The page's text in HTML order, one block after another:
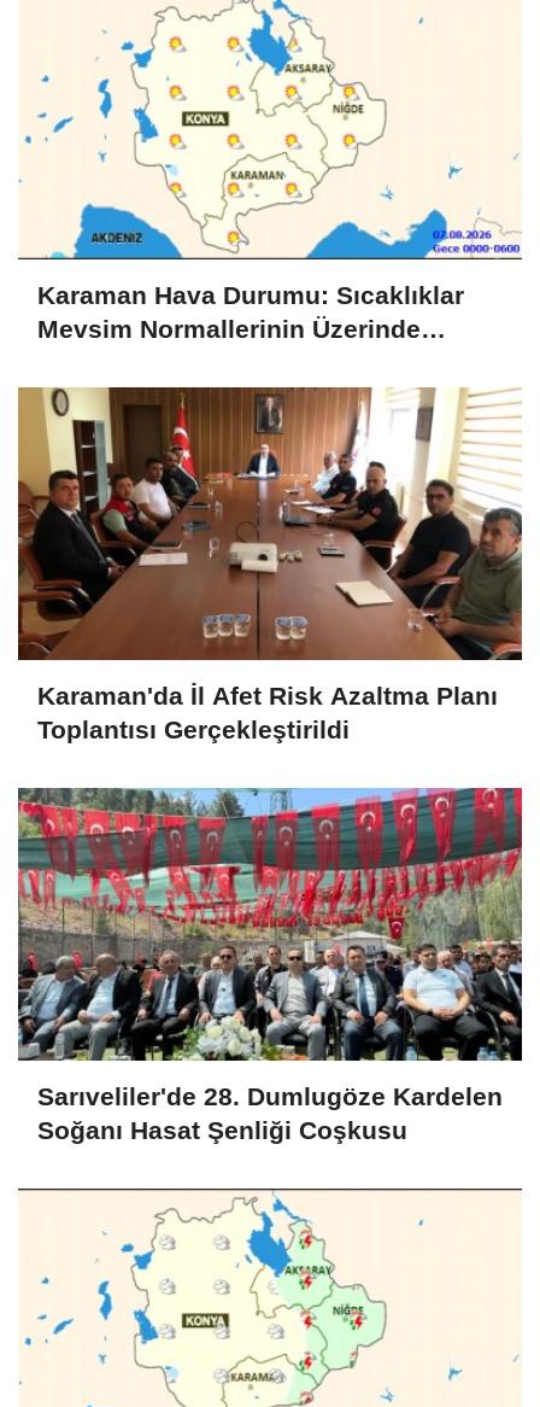
Karaman Hava Durumu: Sıcaklıklar
Mevsim Normallerinin Üzerinde
Karaman'da İl Afet Risk Azaltma Planı
Toplantısı Gerçekleştirildi
Sarıveliler'de 28. Dumlugöze Kardelen
Soğanı Hasat Şenliği Coşkusu